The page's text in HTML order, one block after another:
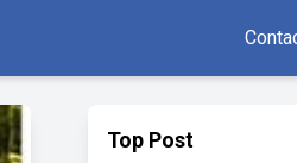
Top Post